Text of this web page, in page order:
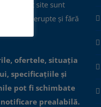
prin acest site sunt
neîntrerupte și fără
ofertele, situația
specificațiile și
pot fi schimbate
prealabilă.